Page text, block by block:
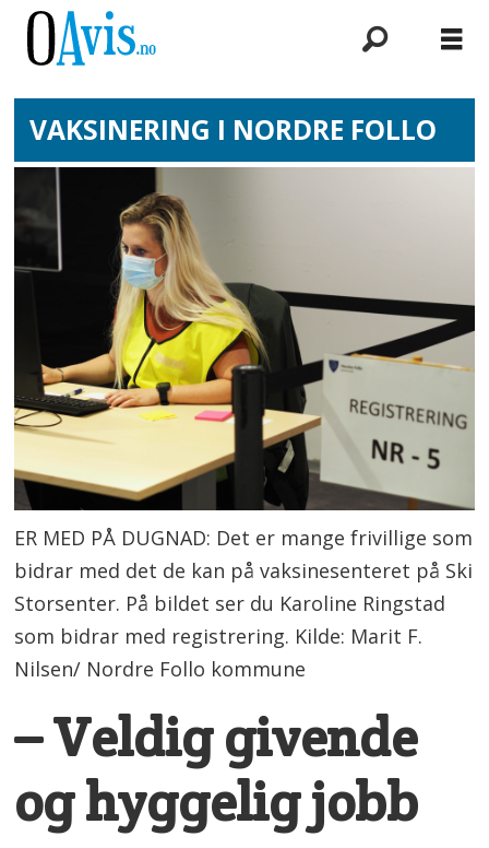
VAKSINERING I NORDRE FOLLO
ER MED PÅ DUGNAD: Det er mange frivillige som
bidrar med det de kan på vaksinesenteret på Ski
Storsenter. På bildet ser du Karoline Ringstad
som bidrar med registrering. Kilde: Marit F.
Nilsen/ Nordre Follo kommune
– Veldig givende
og hyggelig jobb